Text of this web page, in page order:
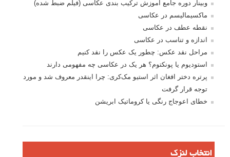
وبینار دوره جامع آموزش ترکیب بندی عکاسی (فیلم ضبط شده)
ماکسیمالیسم در عکاسی
نقطه عطف در عکاسی
اندازه و تناسب در عکاسی
مراحل نقد عکس: چطور یک عکس را نقد کنیم
استودیوم یا پونکتوم؟ هر یک در عکاسی چه مفهومی دارند
پرتره دختر افغان اثر استیو مک‌کری: چرا اینقدر معروف شد و مورد
توجه قرار گرفت
خطای اعوجاج رنگی یا کروماتیک ابریشن
انتخاب لنزک